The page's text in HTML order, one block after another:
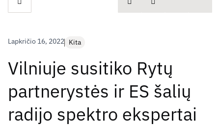
spausdintiDalintis
Lapkričio 16, 2022 Kita
Vilniuje susitiko Rytų
partnerystės ir ES šalių
radijo spektro ekspertai